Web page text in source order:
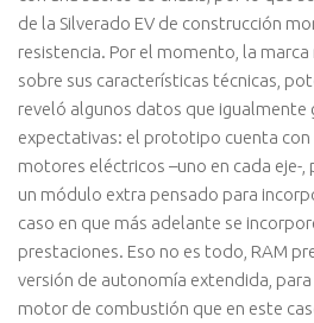
de la Silverado EV de construcción
resistencia. Por el momento, la
sobre sus características técnicas,
reveló algunos datos que igualmente
expectativas: el prototipo cuenta con
motores eléctricos –uno en cada eje-
un módulo extra pensado para
caso en que más adelante se
prestaciones. Eso no es todo, RAM
versión de autonomía extendida,
motor de combustión que en este